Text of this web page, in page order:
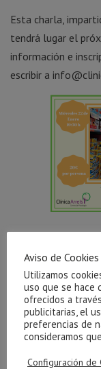
Esta charla,
tendrá lugar el
información e
escribir a
Aviso de Cookies
Utilizamos
uso que se hace
ofrecidos a
publicitarias, el
preferencias de
consideramos
Configuración de